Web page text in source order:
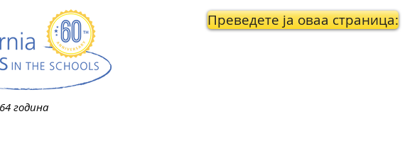
година
Преведете ја оваа страница: